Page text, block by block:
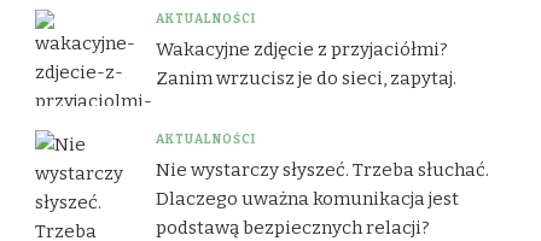
AKTUALNOŚCI
Wakacyjne zdjęcie z przyjaciółmi?
Zanim wrzucisz je do sieci, zapytaj.
AKTUALNOŚCI
Nie wystarczy słyszeć. Trzeba słuchać.
Dlaczego uważna komunikacja jest
podstawą bezpiecznych relacji?